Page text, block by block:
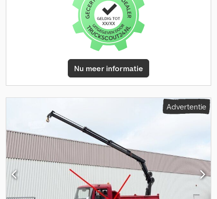
Nu meer informatie
Advertentie